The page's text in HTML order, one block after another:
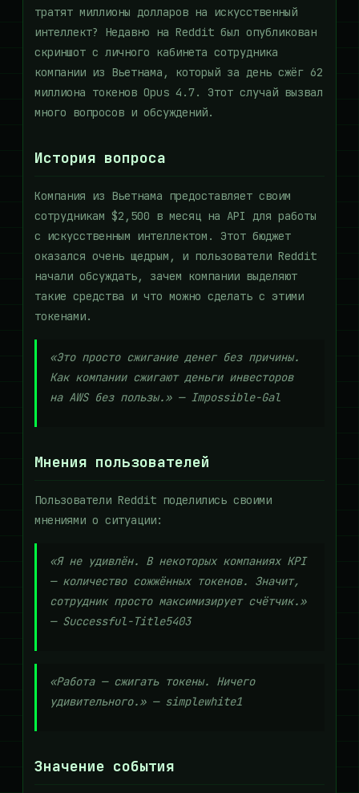
тратят миллионы долларов на искусственный
интеллект? Недавно на Reddit был опубликован
скриншот с личного кабинета сотрудника
компании из Вьетнама, который за день сжёг 62
миллиона токенов Opus 4.7. Этот случай вызвал
много вопросов и обсуждений.
История вопроса
Компания из Вьетнама предоставляет своим
сотрудникам $2,500 в месяц на API для работы
с искусственным интеллектом. Этот бюджет
оказался очень щедрым, и пользователи Reddit
начали обсуждать, зачем компании выделяют
такие средства и что можно сделать с этими
токенами.
«Это просто сжигание денег без причины.
Как компании сжигают деньги инвесторов
на AWS без пользы.» — Impossible-Gal
Мнения пользователей
Пользователи Reddit поделились своими
мнениями о ситуации:
«Я не удивлён. В некоторых компаниях KPI
— количество сожжённых токенов. Значит,
сотрудник просто максимизирует счётчик.»
— Successful-Title5403
«Работа — сжигать токены. Ничего
удивительного.» — simplewhite1
Значение события